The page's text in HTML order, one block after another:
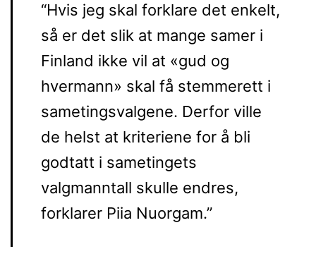
“Hvis jeg skal forklare det enkelt,
så er det slik at mange samer i
Finland ikke vil at «gud og
hvermann» skal få stemmerett i
sametingsvalgene. Derfor ville
de helst at kriteriene for å bli
godtatt i sametingets
valgmanntall skulle endres,
forklarer Piia Nuorgam.”